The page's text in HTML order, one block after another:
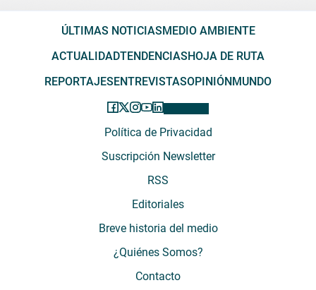
ÚLTIMAS NOTICIASMEDIO AMBIENTE
ACTUALIDADTENDENCIASHOJA DE RUTA
REPORTAJESENTREVISTASOPINIÓNMUNDO
Política de Privacidad
Suscripción Newsletter
RSS
Editoriales
Breve historia del medio
¿Quiénes Somos?
Contacto